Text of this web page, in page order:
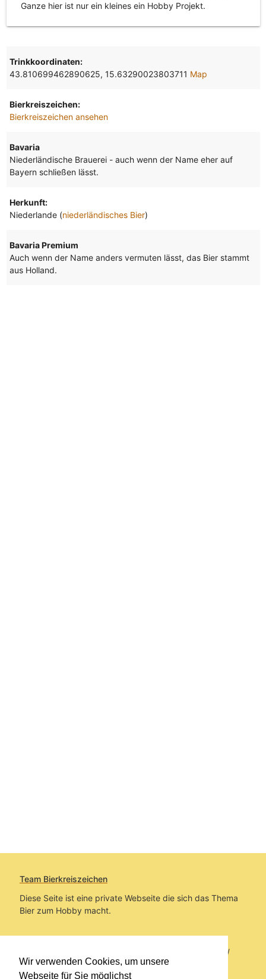
Wir verwenden Cookies, um unsere
Webseite für Sie möglichst
Ganze hier ist nur ein kleines ein Hobby Projekt.
Trinkkoordinaten:
43.810699462890625, 15.63290023803711 Map
Bierkreiszeichen:
Bierkreiszeichen ansehen
Bavaria
Niederländische Brauerei - auch wenn der Name eher auf
Bayern schließen lässt.
Herkunft:
Niederlande (niederländisches Bier)
Bavaria Premium
Auch wenn der Name anders vermuten lässt, das Bier stammt
aus Holland.
Team Bierkreiszeichen
Diese Seite ist eine private Webseite die sich das Thema
Bier zum Hobby macht.
Sie befinden sich auf https://www.bierkreiszeichen.at/
im Pfad:Bierkreiszeichen/Gesammelte Biere